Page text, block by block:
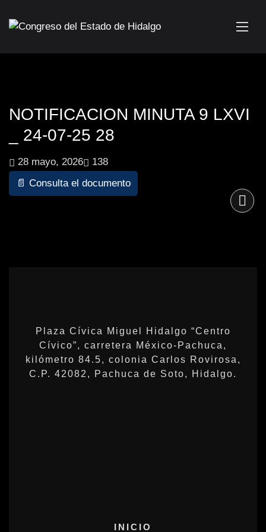
NOTIFICACION MINUTA 9 LXVI
_ 24-07-25 28
28 mayo, 2026
138
📄 Consulta el documento
Plaza Cívica Miguel Hidalgo “Centro
Cívico”, carretera México-Pachuca,
kilómetro 84.5, colonia Carlos Rovirosa,
C.P. 42082, Pachuca de Soto, Hidalgo.
INICIO